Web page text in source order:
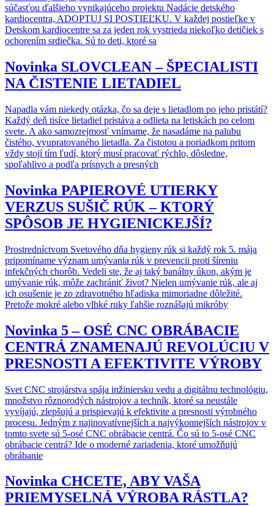
súčasťou ďalšieho vynikajúceho projektu Nadácie detského
kardiocentra, ADOPTUJ SI POSTIEĽKU. V každej postieľke v
Detskom kardiocentre sa za jeden rok vystrieda niekoľko detičiek s
ochorením srdiečka. Sú to deti, ktoré sa
Novinka SLOVCLEAN – ŠPECIALISTI
NA ČISTENIE LIETADIEL
Napadla vám niekedy otázka, čo sa deje s lietadlom po jeho pristátí?
Každý deň tisíce lietadiel pristáva a odlieta na letiskách po celom
svete. A ako samozrejmosť vnímame, že nasadáme na palubu
čistého, vyupratovaného lietadla. Za čistotou a poriadkom pritom
vždy stojí tím ľudí, ktorý musí pracovať rýchlo, dôsledne,
spoľahlivo a podľa prísnych a presných
Novinka PAPIEROVÉ UTIERKY
VERZUS SUŠIČ RÚK – KTORÝ
SPÔSOB JE HYGIENICKEJŠÍ?
Prostredníctvom Svetového dňa hygieny rúk si každý rok 5. mája
pripomíname význam umývania rúk v prevencii proti šíreniu
infekčných chorôb. Vedeli ste, že aj taký banálny úkon, akým je
umývanie rúk, môže zachrániť život? Nielen umývanie rúk, ale aj
ich osušenie je zo zdravotného hľadiska mimoriadne dôležité.
Pretože mokré alebo vlhké ruky ľahšie roznášajú mikróby
Novinka 5 – OSÉ CNC OBRÁBACIE
CENTRÁ ZNAMENAJÚ REVOLÚCIU V
PRESNOSTI A EFEKTIVITE VÝROBY
Svet CNC strojárstva spája inžiniersku vedu a digitálnu technológiu,
množstvo rôznorodých nástrojov a techník, ktoré sa neustále
vyvíjajú, zlepšujú a prispievajú k efektivite a presnosti výrobného
procesu. Jedným z najinovatívnejších a najvýkonnejších nástrojov v
tomto svete sú 5-osé CNC obrábacie centrá. Čo sú to 5-osé CNC
obrábacie centrá? Ide o moderné zariadenia, ktoré umožňujú
obrábanie
Novinka CHCETE, ABY VAŠA
PRIEMYSELNÁ VÝROBA RÁSTLA?